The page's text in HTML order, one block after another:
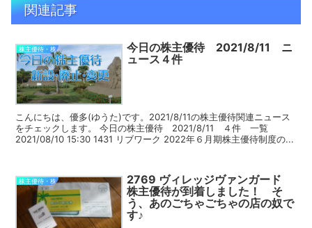
関連記事
株主優待・株
今日の株主優待 2021/8/11 ニ
ュース４件
こんにちは、優多(ゆうた)です。2021/8/11の株主優待関連ニュース
をチェックします。 今日の株主優待 2021/8/11 ４件 一覧
2021/08/10 15:30 1431 リブワーク 2022年６月期株主優待制度の...
株主優待・株
2769 ヴィレッジヴァンガード
株主優待が到着しました！ そ
う、あのごちゃごちゃの店の奴で
す♪